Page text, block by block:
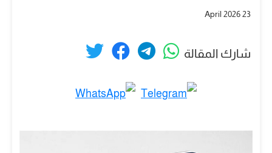
23 April 2026
شارك المقالة